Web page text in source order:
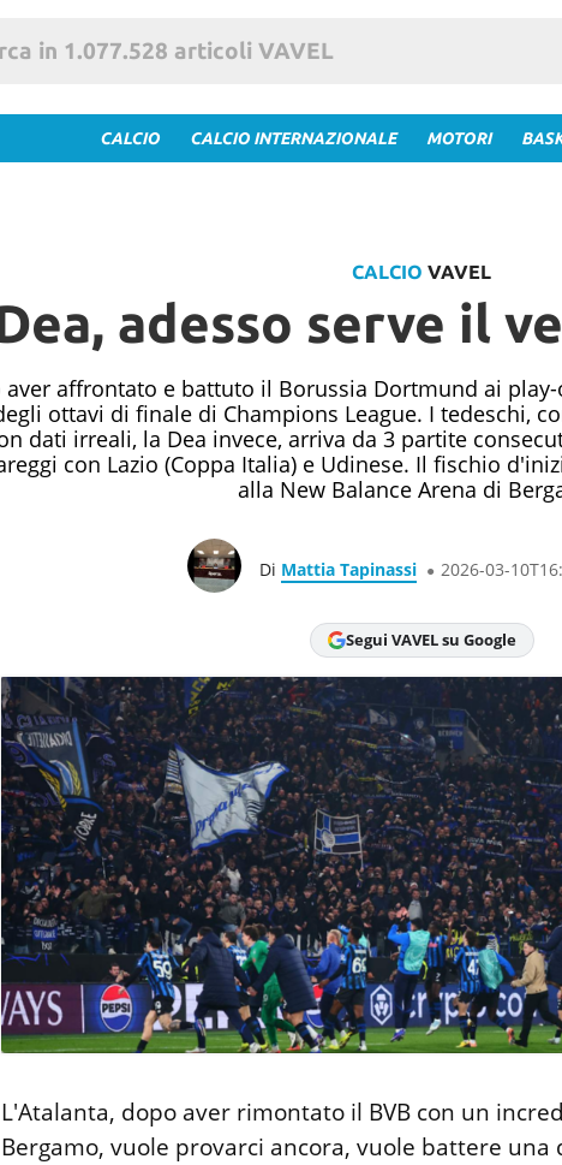
CALCIO CALCIO INTERNAZIONALE MOTORI
CALCIO VAVEL
adesso serve il
aver affrontato e battuto il Borussia Dortmund ai
ottavi di finale di Champions League. I tedeschi,
dati irreali, la Dea invece, arriva da 3 partite
con Lazio (Coppa Italia) e Udinese. Il fischio
alla New Balance Arena di
Di Mattia Tapinassi 2026-03-
Segui VAVEL su Google
L'Atalanta, dopo aver rimontato il BVB con un
Bergamo, vuole provarci ancora, vuole battere